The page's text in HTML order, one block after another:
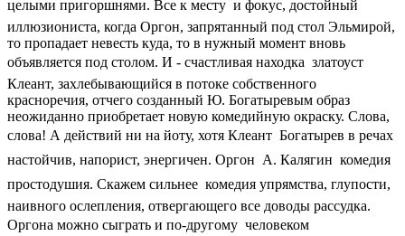
целыми пригоршнями. Все к месту  и фокус, достойный
иллюзиониста, когда Оргон, запрятанный под стол Эльмирой,
то пропадает невесть куда, то в нужный момент вновь
объявляется под столом. И - счастливая находка  златоуст
Клеант, захлебывающийся в потоке собственного
красноречия, отчего созданный Ю. Богатыревым образ
неожиданно приобретает новую комедийную окраску. Слова,
слова! А действий ни на йоту, хотя Клеант  Богатырев в речах
настойчив, напорист, энергичен. Оргон  А. Калягин  комедия
простодушия. Скажем сильнее  комедия упрямства, глупости,
наивного ослепления, отвергающего все доводы рассудка.
Оргона можно сыграть и по-другому  человеком